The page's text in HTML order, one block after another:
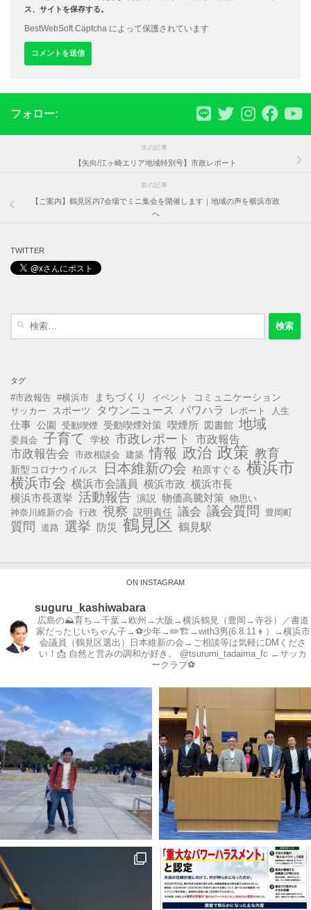
ス、サイトを保存する。
BestWebSoft Captcha によって保護されています
フォロー:
次の記事
【矢向/江ヶ崎エリア地域特別号】市政レポート
前の記事
【ご案内】鶴見区内7会場でミニ集会を開催します｜地域の声を横浜市政
へ
TWITTER
タグ
#市政報告 #横浜市 まちづくり イベント コミュニケーション
サッカー スポーツ タウンニュース パワハラ レポート 人生
仕事 公園 受動喫煙 受動喫煙対策 喫煙所 図書館 地域
委員会 子育て 学校 市政レポート 市政報告
市政報告会 市政相談会 建築 情報 政治 政策 教育
新型コロナウイルス 日本維新の会 柏原すぐる 横浜市
横浜市会 横浜市会議員 横浜市政 横浜市長
横浜市長選挙 活動報告 演説 物価高騰対策 物思い
神奈川維新の会 行政 視察 説明責任 議会 議会質問 豊岡町
質問 道路 選挙 防災 鶴見区 鶴見駅
ON INSTAGRAM
suguru_kashiwabara
広島の⛰育ち→千葉→欧州→大阪→横浜鶴見（豊岡→寺谷）／書道
家だったじいちゃん子→⚽️少年→✏️🏗→with3男(6.8.11👦）→横浜市
会議員（鶴見区選出）日本維新の会→ご相談等は気軽にDMくださ
い！📩 自然と営みの調和が好き。
@tsurumi_tadaima_fc ←サッカ
ークラブ⚽️